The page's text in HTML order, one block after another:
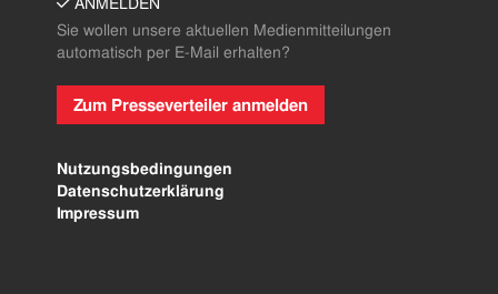
Sie wollen unsere aktuellen Medienmitteilungen
automatisch per E-Mail erhalten?
Zum Presseverteiler anmelden
Nutzungsbedingungen
Datenschutzerklärung
Impressum